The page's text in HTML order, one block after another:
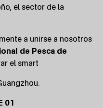
el sector de la
a unirse a nosotros
de Pesca de
el smart
01